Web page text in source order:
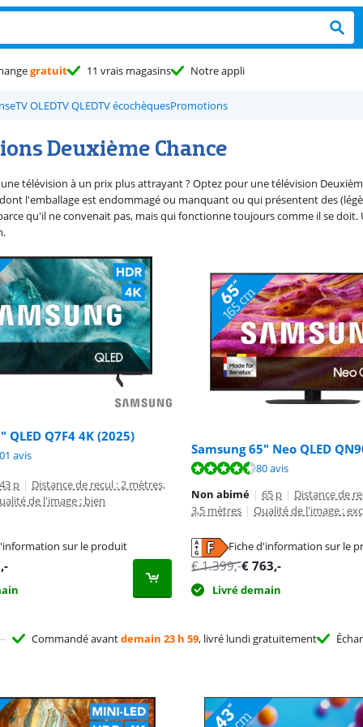
gratuit 11 vrais magasins Notre appli
TV OLEDTV QLEDTV écochèquesPromotions
Deuxième Chance
télévision à un prix plus attrayant ? Optez pour une télévision
l'emballage est endommagé ou manquant ou qui présentent des
qu'il ne convenait pas, mais qui fonctionne toujours comme il se
QLED Q7F4 4K (2025)
sur 10, basée sur 101 avis.
avis
43 p | Distance de recul : 2 mètres,
de l'image : bien
sur le produit
nouvel onglet
,-
Samsung 65" Neo QLED
80 avis
Non abimé | 65 p | Distance de
3,5 mètres | Qualité de l'image :
Fiche d'information sur le
nouvel onglet
€1.399,-€ 763,-
Livré demain
Commandé avantdemain 23 h 59, livré lundi gratuitement